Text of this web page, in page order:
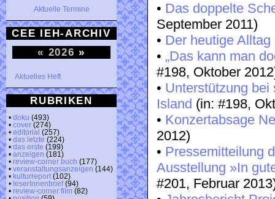
Aktuelle Termine
CEE IEH-ARCHIV
« 2026 »
Aktuelles Heft
RUBRIKEN
• doku (493)
• cover (274)
• editorial (257)
• das letzte (224)
• das erste (199)
• anzeigen (181)
• review-corner buch (177)
• veranstaltungsanzeigen (144)
• kulturreport (102)
• leserInnenbrief(94)
• review-corner film (82)
• Das doppelte
September 2011)
• Der heutige Alltag
• „Das kann man
#198, Oktober
• Unterstützung bei
Island (in: #198,
• Konzertabsage
2012)
• Pressemitteilung
Ausstellung »In
#201, Februar